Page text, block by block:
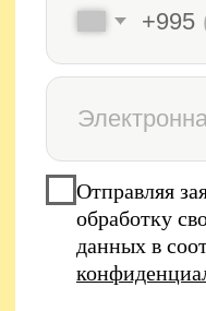
4. Работа
Количество
Причины
клиентов
Методы работы
возражениями